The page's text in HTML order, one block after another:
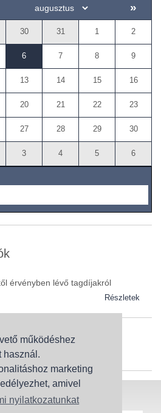
működéshez
használ.
marketing
amivel
nyilatkozatunkat
»
30 31 1 2
6 7 8 9
13 14 15 16
20 21 22 23
27 28 29 30
3 4 5 6
érvényben lévő tagdíjakról
Részletek
bővül.